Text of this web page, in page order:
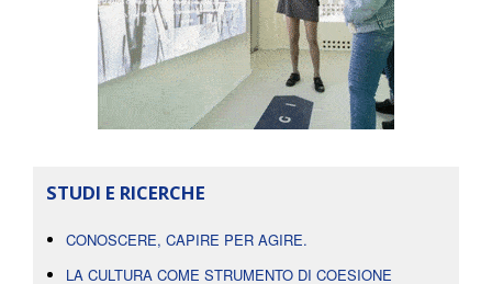
STUDI E RICERCHE
CONOSCERE, CAPIRE PER AGIRE.
LA CULTURA COME STRUMENTO DI COESIONE